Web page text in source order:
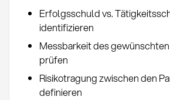
Erfolgsschuld vs.
identifizieren
Messbarkeit des
prüfen
Risikotragung zwischen den
definieren